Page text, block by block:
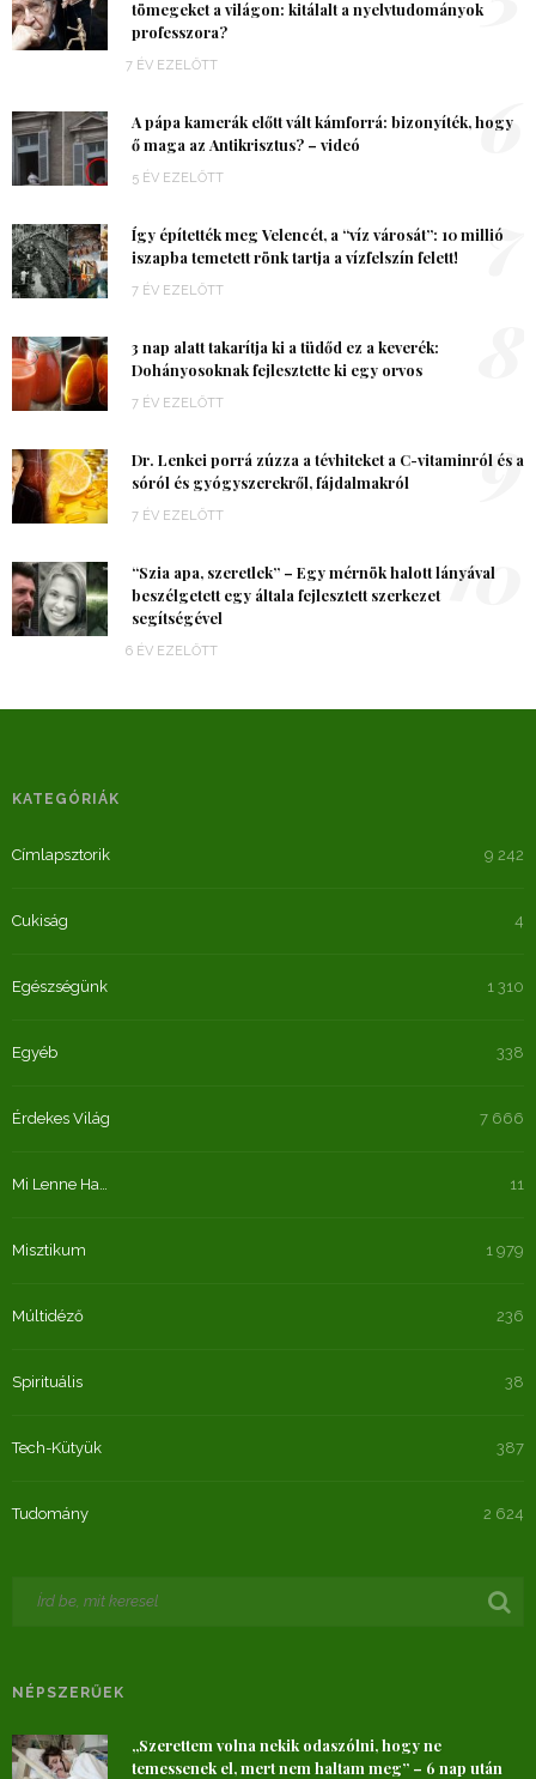
tömegeket a világon: kitálalt a nyelvtudományok
professzora?
7 ÉV EZELŐTT
A pápa kamerák előtt vált kámforrá: bizonyíték, hogy
ő maga az Antikrisztus? – videó
5 ÉV EZELŐTT
6
Így építették meg Velencét, a “víz városát”: 10 millió
iszapba temetett rönk tartja a vízfelszín felett!
7 ÉV EZELŐTT
7
3 nap alatt takarítja ki a tüdőd ez a keverék:
Dohányosoknak fejlesztette ki egy orvos
7 ÉV EZELŐTT
Dr. Lenkei porrá zúzza a tévhiteket a C-vitaminról és a
sóról és gyógyszerekről, fájdalmakról
7 ÉV EZELŐTT
9
“Szia apa, szeretlek” – Egy mérnök halott lányával
beszélgetett egy általa fejlesztett szerkezet
segítségével
6 ÉV EZELŐTT
10
KATEGÓRIÁK
Címlapsztorik 9 242
Cukiság 4
Egészségünk 1 310
Egyéb 338
Érdekes Világ 7 666
Mi Lenne Ha… 11
Misztikum 1 979
Múltidéző 236
Spirituális 38
Tech-Kütyük 387
Tudomány 2 624
NÉPSZERŰEK
„Szerettem volna nekik odaszólni, hogy ne
temessenek el, mert nem haltam meg” – 6 nap után